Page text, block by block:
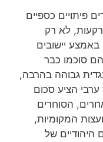
פיתויים כספיים
לא רק
יישובים
סוכמו כבר
גבוהה בהרבה,
הציע סכום
הסוחרים
המקומיות,
של